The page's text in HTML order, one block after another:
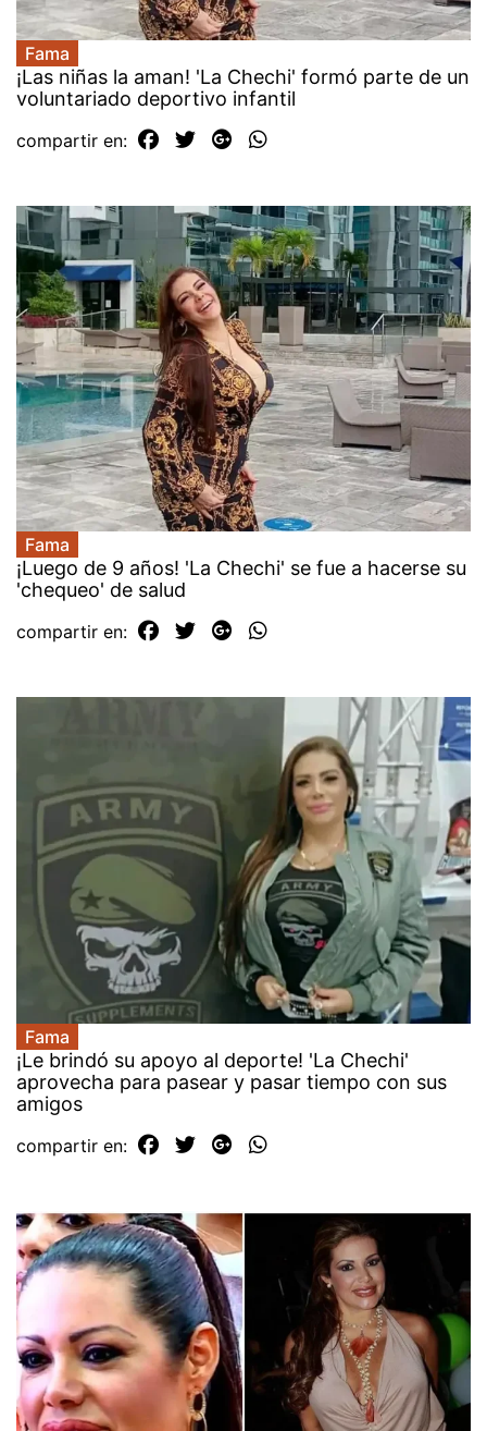
Fama
¡Las niñas la aman! 'La Chechi' formó parte de un
voluntariado deportivo infantil
compartir en:
Fama
¡Luego de 9 años! 'La Chechi' se fue a hacerse su
'chequeo' de salud
compartir en:
Fama
¡Le brindó su apoyo al deporte! 'La Chechi'
aprovecha para pasear y pasar tiempo con sus
amigos
compartir en: